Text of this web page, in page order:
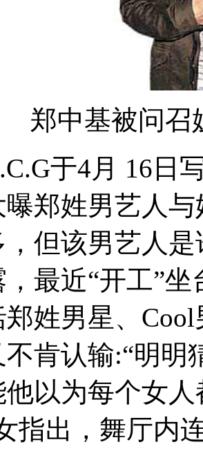
郑中基被问召
于4月 16日
郑姓男艺人
但该男艺人
最近“开工”
郑姓男星、
不肯认输:“明
以为每个女
指出，舞厅内